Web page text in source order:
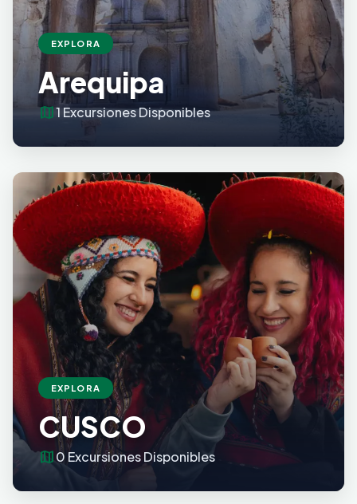
EXPLORA
Arequipa
map1 Excursiones Disponibles
EXPLORA
CUSCO
map0 Excursiones Disponibles